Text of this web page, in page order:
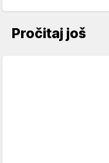
Pročitaj još